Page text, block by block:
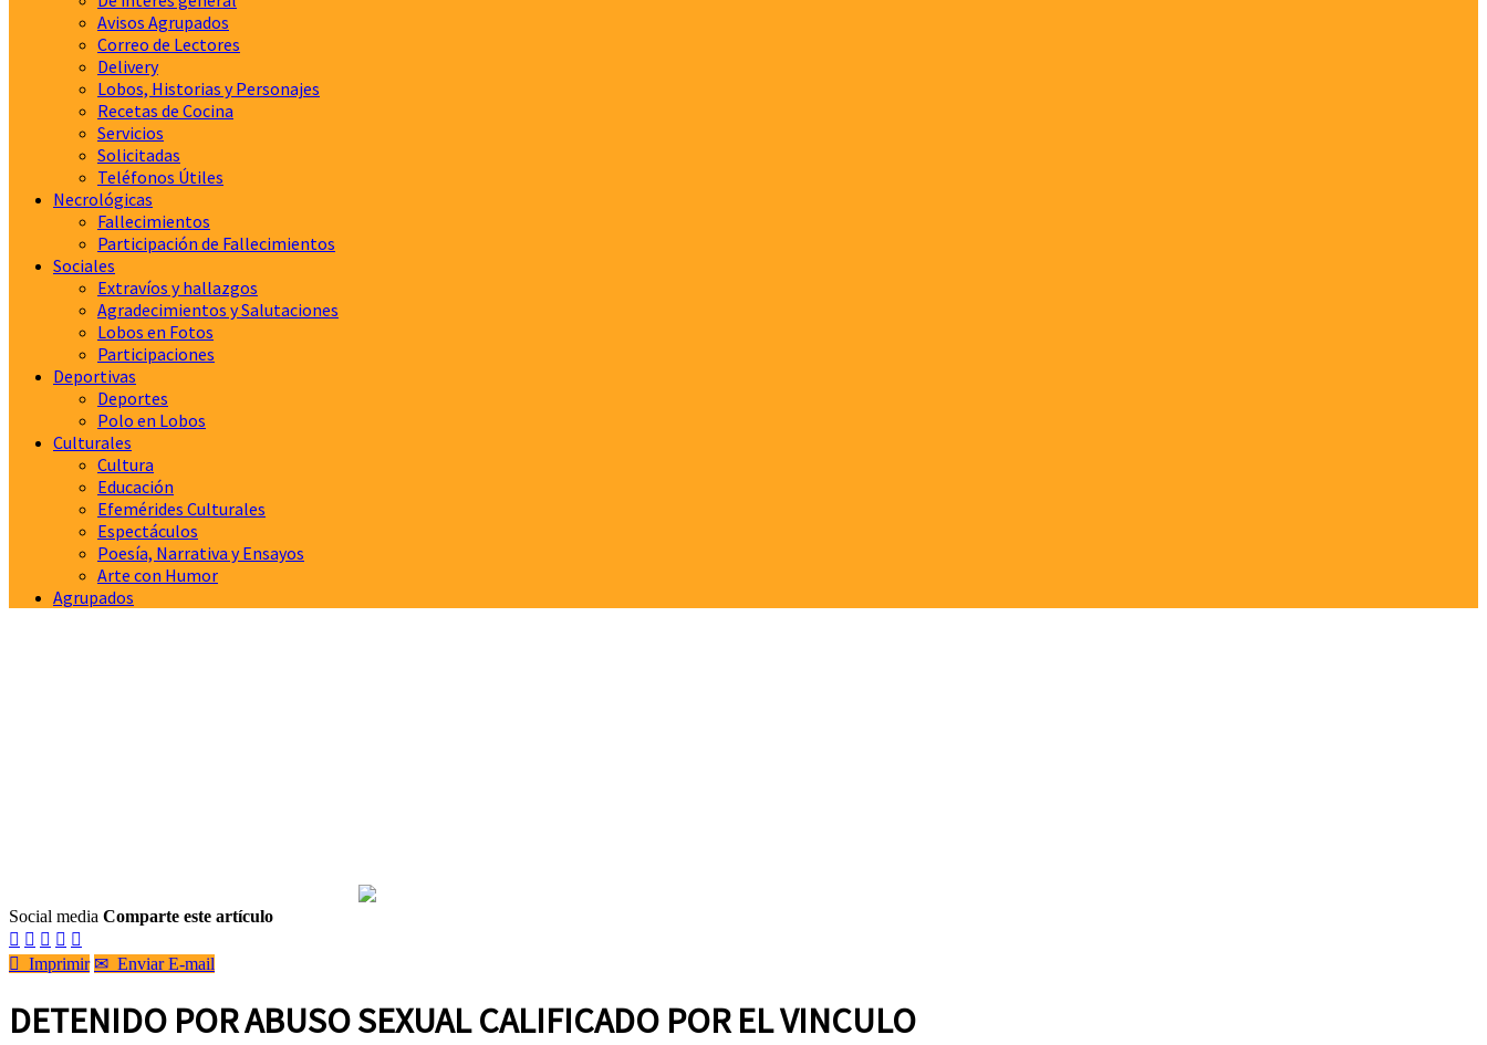
Avisos Agrupados
Correo de Lectores
Delivery
Lobos, Historias y Personajes
Recetas de Cocina
Servicios
Solicitadas
Teléfonos Útiles
Necrológicas
Fallecimientos
Participación de Fallecimientos
Sociales
Extravíos y hallazgos
Agradecimientos y Salutaciones
Lobos en Fotos
Participaciones
Deportivas
Deportes
Polo en Lobos
Culturales
Cultura
Educación
Efemérides Culturales
Espectáculos
Poesía, Narrativa y Ensayos
Arte con Humor
Agrupados
Social media Comparte este artículo
    
 Imprimir ✉ Enviar E-mail
DETENIDO POR ABUSO SEXUAL CALIFICADO POR EL VINCULO